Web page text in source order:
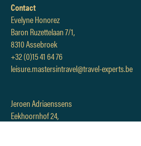
Contact
Evelyne Honorez
Baron Ruzettelaan 7/1,
8310 Assebroek
+32 (0)15 41 64 76
leisure.mastersintravel@travel-experts.be
Jeroen Adriaenssens
Eekhoornhof 24,